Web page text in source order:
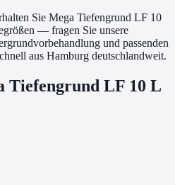
Sie Mega Tiefengrund LF 10
— fragen Sie unsere
und passenden
aus Hamburg deutschlandweit.
Tiefengrund LF 10 L